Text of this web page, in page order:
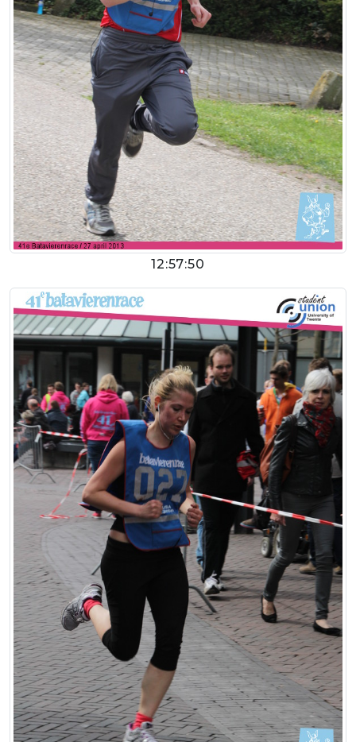
12:57:50